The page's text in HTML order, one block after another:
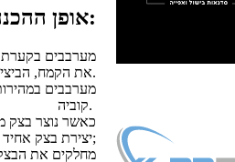
אופן ההכנה:
מערבבים בקערת
את הקמח, הביצים,תמצית וניל גרדה והאלכוהול.
קוביה.
יצירת בצק אחיד גמיש רך, ולא דביק. אין צורך בהתפחת הבצק, מתחילים לעבוד מיד;